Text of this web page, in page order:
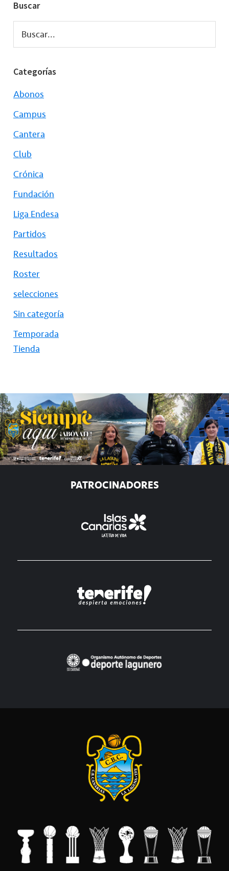
Buscar
Buscar...
Categorías
Abonos
Campus
Cantera
Club
Crónica
Fundación
Liga Endesa
Partidos
Resultados
Roster
selecciones
Sin categoría
Temporada
Tienda
PATROCINADORES